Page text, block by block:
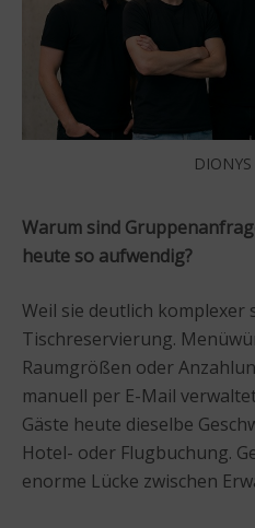
Warum sind
heute so aufwendig?
Weil sie deutlich komplexer
Tischreservierung.
Raumgrößen oder
manuell per E-Mail
Gäste heute dieselbe
Hotel- oder Flugbuchung.
enorme Lücke zwischen